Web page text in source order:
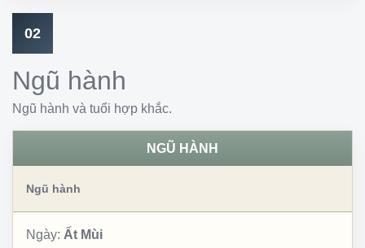
02
Ngũ hành
Ngũ hành và tuổi hợp khắc.
NGŨ HÀNH
Ngũ hành
Ngày: Ất Mùi